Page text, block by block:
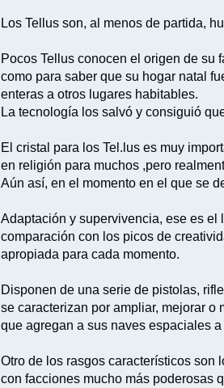
Los Tellus son, al menos de partida,
Pocos Tellus conocen el origen de
como para saber que su hogar natal
enteras a otros lugares habitables.
La tecnología los salvó y consiguió
El cristal para los Tel.lus es muy
en religión para muchos ,pero
Aún así, en el momento en el que se
Adaptación y supervivencia, ese es el
comparación con los picos de
apropiada para cada momento.
Disponen de una serie de pistolas,
se caracterizan por ampliar, mejorar
que agregan a sus naves espaciales
Otro de los rasgos característicos son
con facciones mucho más poderosas